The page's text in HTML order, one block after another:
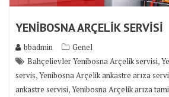
YENİBOSNA ARÇELİK SERVİSİ
bbadmin
Genel
Bahçelievler Yenibosna Arçelik servisi,
servis,Yenibosna Arçelik ankastre arıza
ankastre servisi,Yenibosna Arçelik arıza